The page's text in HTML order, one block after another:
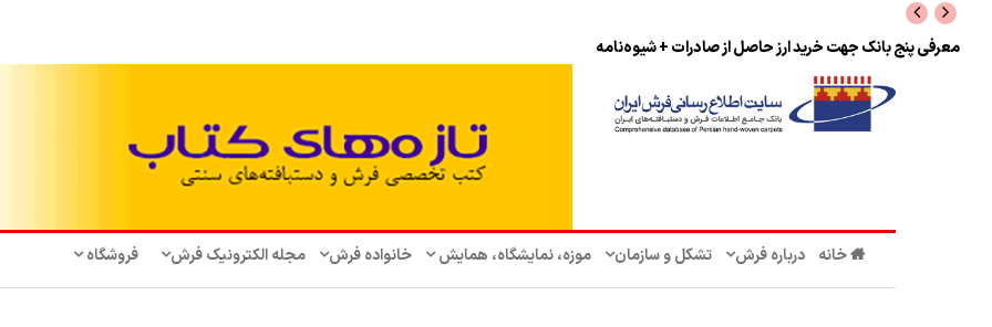
نرخ بازگشت ارز حاصل از صادرات + تکمیلی
خانه درباره فرش تشکل‌ و سازمان‌ موزه، نمایشگاه، همایش‌ خانواده فرش مجله الکترونیک فرش فروشگاه